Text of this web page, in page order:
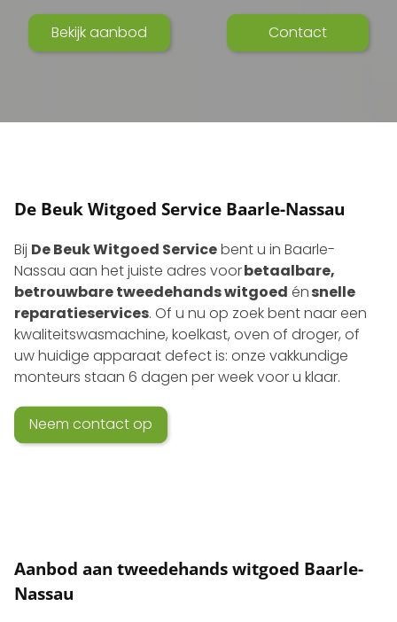
Bekijk aanbod Contact
De Beuk Witgoed Service Baarle-Nassau
Bij De Beuk Witgoed Servicebent u in Baarle-
Nassau aan het juiste adres voorbetaalbare,
betrouwbare tweedehands witgoed énsnelle
reparatieservices. Of u nu op zoek bent naar een
kwaliteits­wasmachine, koelkast, oven of droger, of
uw huidige apparaat defect is: onze vakkundige
monteurs staan 6 dagen per week voor u klaar.
Neem contact op
Aanbod aan tweedehands witgoed Baarle-
Nassau